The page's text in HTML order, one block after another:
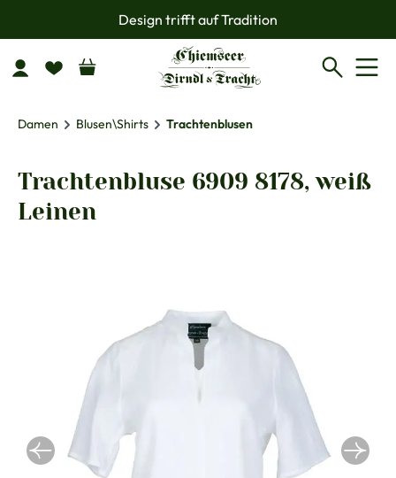
Zum Hauptinhalt springenDesign trifft auf Tradition
Damen Blusen\Shirts Trachtenblusen
Trachtenbluse 6909 8178, weiß
Leinen